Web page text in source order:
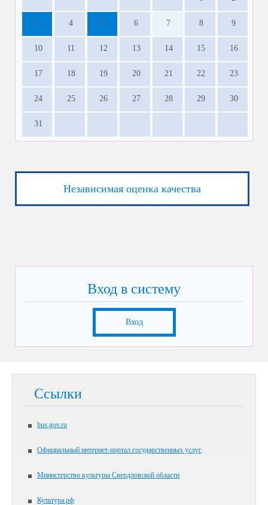
3 4 5 6 7 8 9
10 11 12 13 14 15 16
17 18 19 20 21 22 23
24 25 26 27 28 29 30
31
Независимая оценка качества
Вход в систему
Вход
Ссылки
bus.gov.ru
Официальный интернет-портал государственных услуг
Министерство культуры Свердловской области
Культура.рф